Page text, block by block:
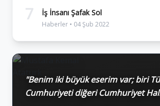
7 İş İnsanı Şafak Sol
Haberler • 04 Şub 2022
"Benim iki büyük eserim var; biri
Cumhuriyeti diğeri Cumhuriyet